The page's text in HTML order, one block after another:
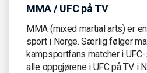
MMA / UFC på TV
MMA (mixed martial arts) er
sport i Norge. Særlig følger
kampsportfans matcher i
alle oppgjørene i UFC på TV i